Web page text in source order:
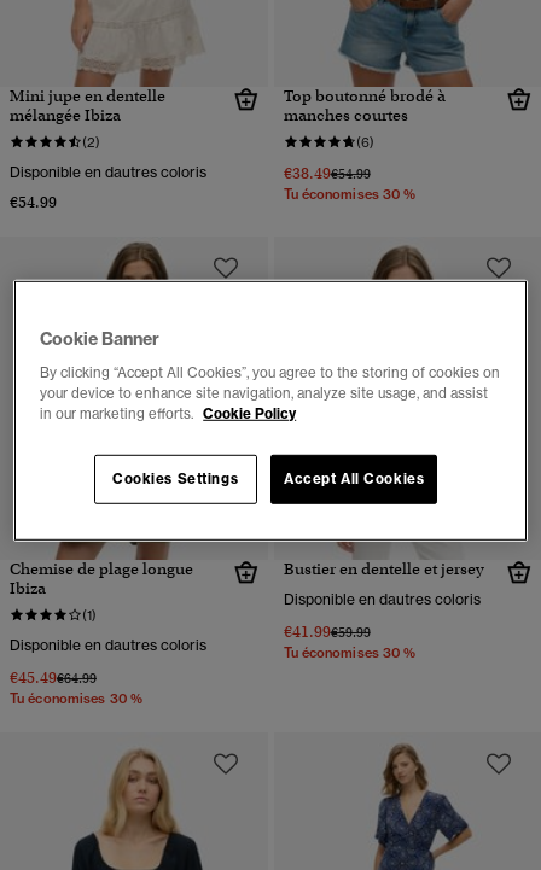
Mini jupe en dentelle
mélangée Ibiza
(2)
Disponible en dautres coloris
€54.99
Top boutonné brodé à
manches courtes
(6)
€38.49Prix réduit de
€54.99à
Tu économises 30 %
Chemise de plage longue
Ibiza
(1)
Disponible en dautres coloris
€45.49Prix réduit de
€64.99à
Tu économises 30 %
Bustier en dentelle et jersey
Disponible en dautres coloris
€41.99Prix réduit de
€59.99à
Tu économises 30 %
Cookie Banner
By clicking “Accept All Cookies”, you agree to the storing of cookies on
your device to enhance site navigation, analyze site usage, and assist
in our marketing efforts. Cookie Policy
Cookies Settings Accept All Cookies